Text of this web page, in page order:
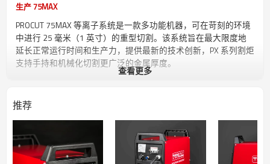
生产 75MAX
PROCUT 75MAX 等离子系统是一款多功能机器，可在苛刻的环境
中进行 25 毫米（1 英寸）的重型切割。该系统旨在最大限度地
延长正常运行时间和生产力，提供最新的技术创新，PX 系列割炬
支持手持和机械化切割更广泛的金属厚度。
容量 厚度
切割速度
无渣(CNC)
25mm 500毫米/分钟
查看更多
推荐